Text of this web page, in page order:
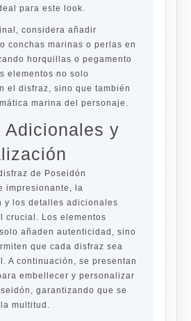
para este look.
considera añadir
conchas marinas o perlas en
horquillas o pegamento
elementos no solo
el disfraz, sino que también
marina del personaje.
Adicionales y
de Poseidón
impresionante, la
y los detalles adicionales
crucial. Los elementos
añaden autenticidad, sino
que cada disfraz sea
A continuación, se presentan
embellecer y personalizar
garantizando que se
multitud.